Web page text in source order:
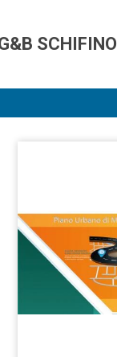
SCHIFINO